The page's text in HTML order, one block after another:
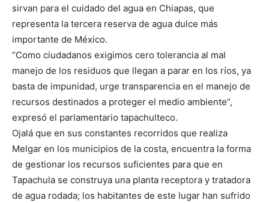
sirvan para el cuidado del agua en Chiapas, que
representa la tercera reserva de agua dulce más
importante de México.
“Como ciudadanos exigimos cero tolerancia al mal
manejo de los residuos que llegan a parar en los ríos, ya
basta de impunidad, urge transparencia en el manejo de
recursos destinados a proteger el medio ambiente”,
expresó el parlamentario tapachulteco.
Ojalá que en sus constantes recorridos que realiza
Melgar en los municipios de la costa, encuentra la forma
de gestionar los recursos suficientes para que en
Tapachula se construya una planta receptora y tratadora
de agua rodada; los habitantes de este lugar han sufrido